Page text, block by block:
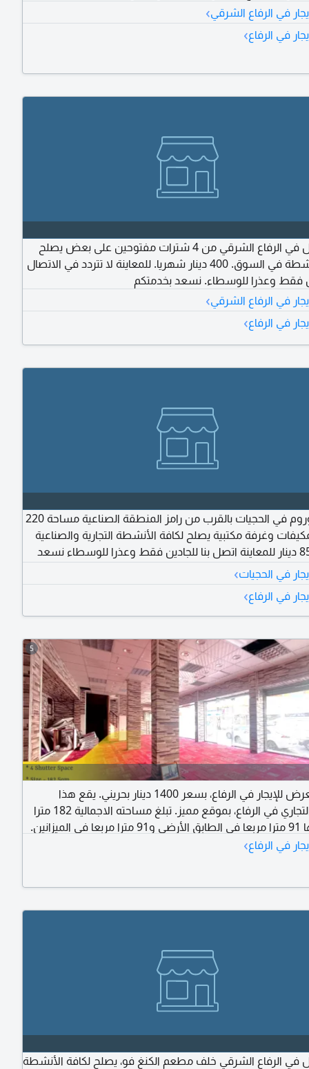
في الرفاع الشرقي›
في الرفاع›
للإيجار محل في الرفاع الشرقي من 4 شترات مفتوحين على بعض يصلح
لكافة الأنشطة في السوق. 400 دينار شهريا. للمعاينة لا تتردد في الاتصال
فقط وعذرا للوسطاء. نسعد بخدمتكم
في الرفاع الشرقي›
في الرفاع›
للإيجار شوروم في الحجيات بالقرب من رامز المنطقة الصناعية مساحة 220
وغرفة مكتبية يصلح لكافة الأنشطة التجارية والصناعية
شهري 850 دينار للمعاينة اتصل بنا للجادين فقط وعذرا للوسطاء نسعد
في الحجيات›
في الرفاع›
5
معرض للإيجار في الرفاع، بسعر 1400 دينار بحريني. يقع هذا
المعرض التجاري في الرفاع، بموقع مميز. تبلغ مساحته الاجمالية 182 مترا
مربعا، منها 91 مترا مربعا في الطابق الأرضي و91 مترا مربعا في الميزانين.
غسيل ملابس، وموقف سيارات، وغيرها. يطل على الطريق
في الرفاع›
في الرفاع الشرقي خلف مطعم الكنغ فو، يصلح لكافة الأنشطة